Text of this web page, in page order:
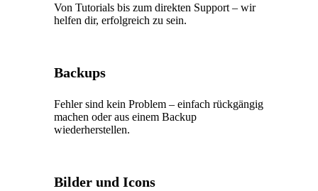
Von Tutorials bis zum direkten Support – wir
helfen dir, erfolgreich zu sein.
Backups
Fehler sind kein Problem – einfach rückgängig
machen oder aus einem Backup
wiederherstellen.
Bilder und Icons